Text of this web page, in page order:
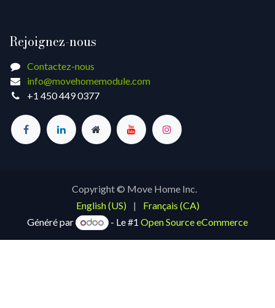
Rejoignez-nous
Contactez-nous
info@movehomemodule.com
+1 450 449 0377
Copyright © Move Home Inc.
English (US)
|
Français (CA)
Généré par
- Le #1Open Source eCommerce